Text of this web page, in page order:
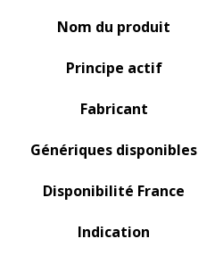
Nom du produit
Principe actif
Fabricant
Génériques disponibles
Disponibilité France
Indication